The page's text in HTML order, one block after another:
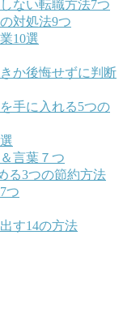
ない転職方法7つ
対処法9つ
10選
か後悔せずに判断
手に入れる5つの
言葉７つ
る3つの節約方法
つ
す14の方法